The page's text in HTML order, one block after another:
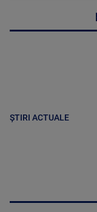
ȘTIRI ACTUALE